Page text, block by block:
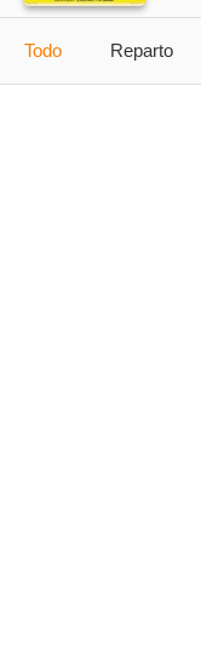
Todo Reparto